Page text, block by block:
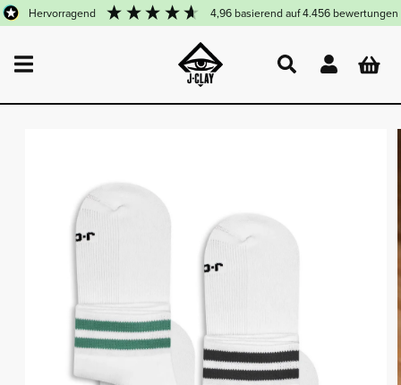
DIREKT
ZUM
hervorragend 4,96 basierend auf4.456 bewertungen
Einloggen